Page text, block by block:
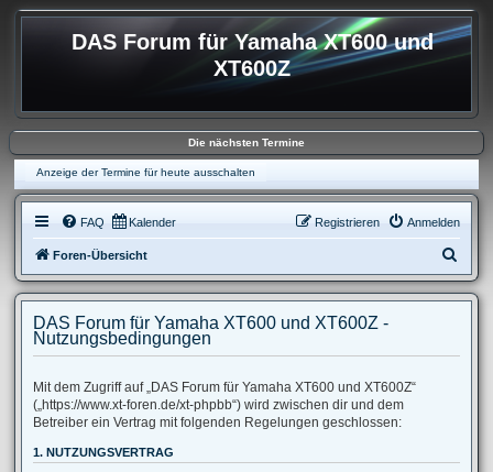
DAS Forum für Yamaha XT600 und
XT600Z
Die nächsten Termine
Anzeige der Termine für heute ausschalten
FAQ Kalender Anmelden
Registrieren
Foren-Übersicht
u
e
DAS Forum für Yamaha XT600 und XT600Z -
Nutzungsbedingungen
Mit dem Zugriff auf „DAS Forum für Yamaha XT600 und XT600Z“
(„https://www.xt-foren.de/xt-phpbb“) wird zwischen dir und dem
Betreiber ein Vertrag mit folgenden Regelungen geschlossen:
1. NUTZUNGSVERTRAG